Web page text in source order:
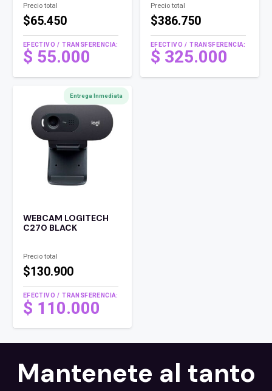
Precio total
$65.450
EFECTIVO / TRANSFERENCIA:
$ 55.000
Precio total
$386.750
EFECTIVO / TRANSFERENCIA:
$ 325.000
Entrega Inmediata
WEBCAM LOGITECH
C270 BLACK
Precio total
$130.900
EFECTIVO / TRANSFERENCIA:
$ 110.000
Mantenete al tanto